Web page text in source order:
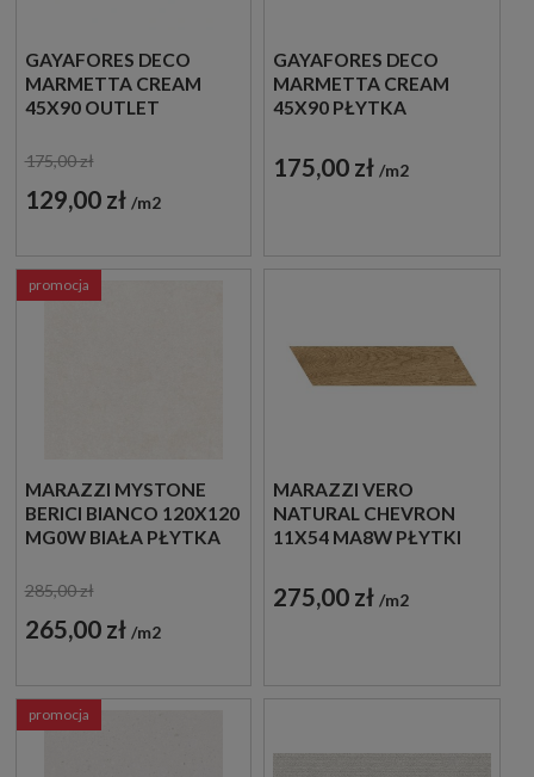
GAYAFORES DECO
MARMETTA CREAM
45X90 OUTLET
175,00 zł
129,00 zł m2
GAYAFORES DECO
MARMETTA CREAM
45X90 PŁYTKA
175,00 zł m2
MARAZZI MYSTONE
BERICI BIANCO 120X120
MG0W BIAŁA PŁYTKA
285,00 zł
265,00 zł m2
promocja
MARAZZI VERO
NATURAL CHEVRON
11X54 MA8W PŁYTKI
275,00 zł m2
promocja